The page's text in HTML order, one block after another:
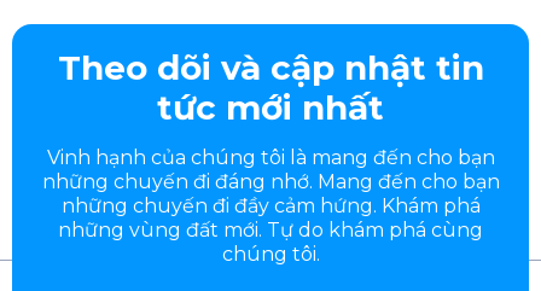
Theo dõi và cập nhật tin
tức mới nhất
Vinh hạnh của chúng tôi là mang đến cho bạn
những chuyến đi đáng nhớ. Mang đến cho bạn
những chuyến đi đầycảm hứng. Khám phá
những vùng đất mới. Tự do khám phá cùng
chúng tôi.